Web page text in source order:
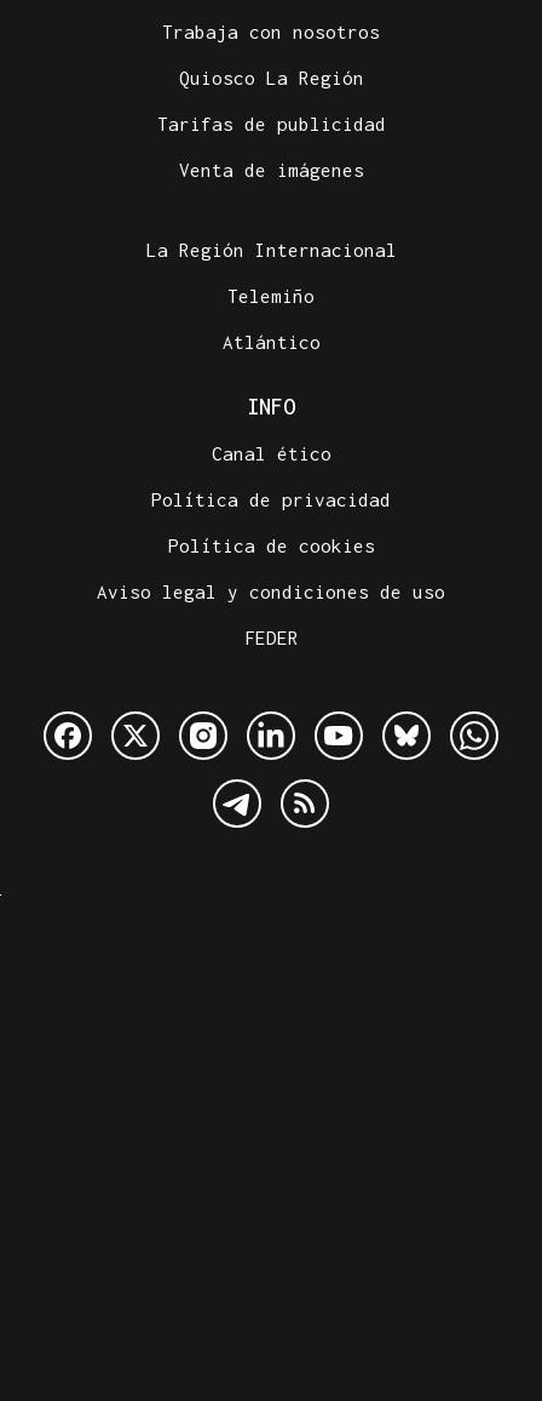
Trabaja con nosotros
Quiosco La Región
Tarifas de publicidad
Venta de imágenes
La Región Internacional
Telemiño
Atlántico
INFO
Canal ético
Política de privacidad
Política de cookies
Aviso legal y condiciones de uso
FEDER